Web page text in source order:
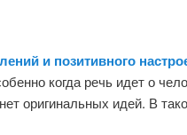
и позитивного
когда речь идет о
оригинальных идей. В